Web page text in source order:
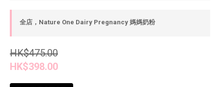
全店，Nature One Dairy Pregnancy 媽媽奶粉
HK$475.00
HK$398.00